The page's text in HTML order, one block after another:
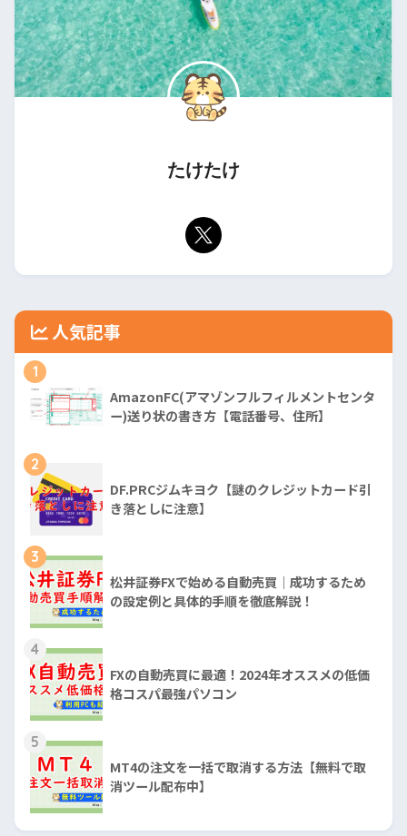
たけたけ
人気記事
1
AmazonFC(アマゾンフルフィルメントセンタ
ー)送り状の書き方【電話番号、住所】
2
DF.PRCジムキヨク【謎のクレジットカード引
き落としに注意】
3
松井証券FXで始める自動売買｜成功するため
の設定例と具体的手順を徹底解説！
4
FXの自動売買に最適！2024年オススメの低価
格コスパ最強パソコン
5
MT4の注文を一括で取消する方法【無料で取
消ツール配布中】